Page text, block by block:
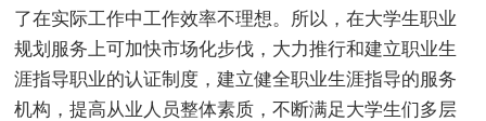
了在实际工作中工作效率不理想。所以，在大学生职业
规划服务上可加快市场化步伐，大力推行和建立职业生
涯指导职业的认证制度，建立健全职业生涯指导的服务
机构，提高从业人员整体素质，不断满足大学生们多层